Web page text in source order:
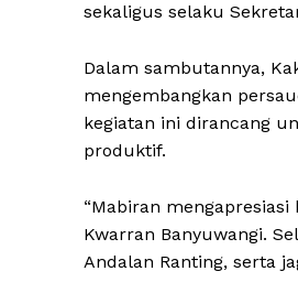
sekaligus selaku
Dalam sambutannya,
mengembangkan
kegiatan ini dirancang
produktif.
“Mabiran
Kwarran Banyuwangi.
Andalan Ranting, serta